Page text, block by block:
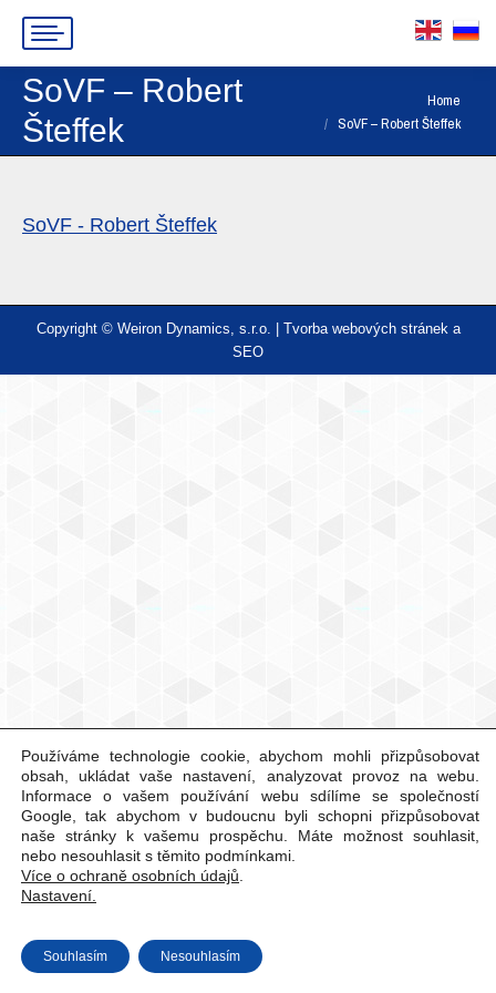
SoVF – Robert
Šteffek
Home
SoVF – Robert Šteffek
SoVF - Robert Šteffek
Copyright © Weiron Dynamics, s.r.o. | Tvorba webových stráneka
SEO
Používáme technologie cookie, abychom mohli přizpůsobovat
obsah, ukládat vaše nastavení, analyzovat provoz na webu.
Informace o vašem používání webu sdílíme se společností
Google, tak abychom v budoucnu byli schopni přizpůsobovat
naše stránky k vašemu prospěchu. Máte možnost souhlasit,
nebo nesouhlasit s těmito podmínkami.
Více o ochraně osobních údajů
Nastavení.
Souhlasím Nesouhlasím